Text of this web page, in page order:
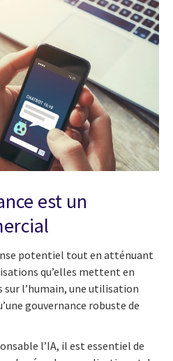
est un
potentiel tout en atténuant
qu’elles mettent en
sur l’humain, une utilisation
gouvernance robuste de
l’IA, il est essentiel de